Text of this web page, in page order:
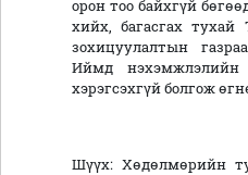
орон тоо байхгүй
хийх, багасгах
зохицуулалтын
Иймд нэхэмжлэлийн
хэрэгсэхгүй болгож
Шүүх: Хөдөлмөрийн